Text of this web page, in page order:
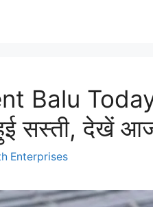
Balu
सस्ती, देखें
Enterprises